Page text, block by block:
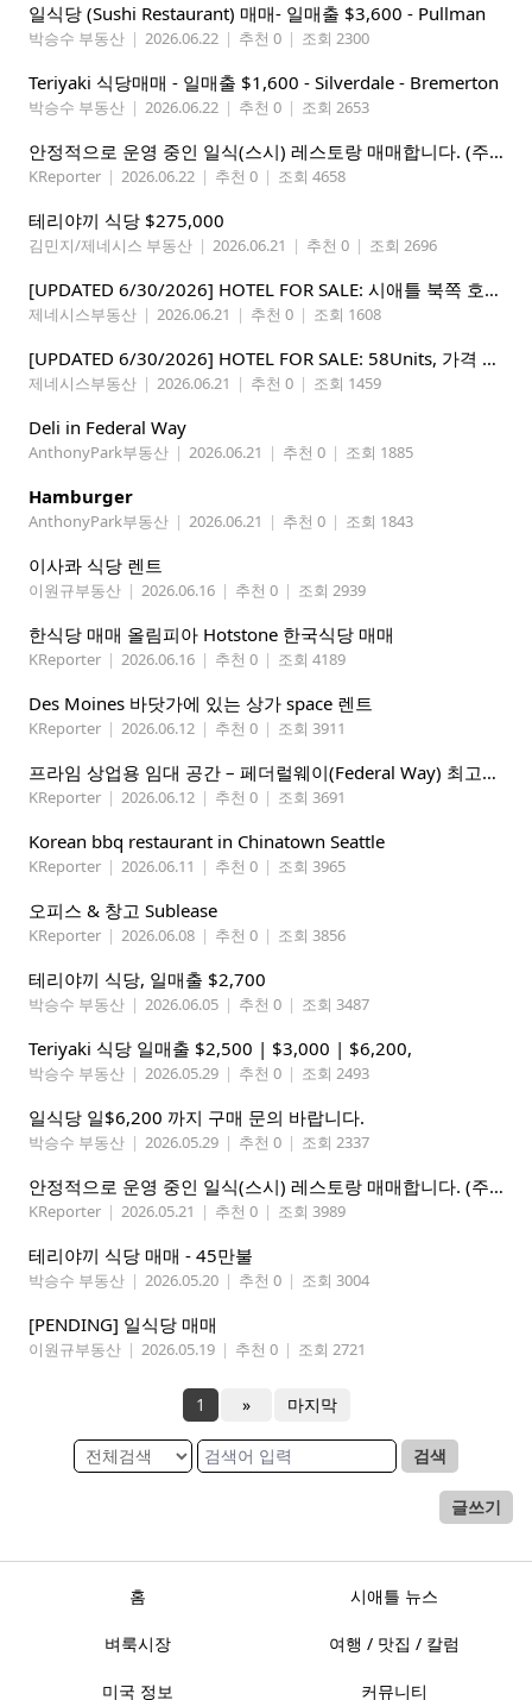
일식당 (Sushi Restaurant) 매매- 일매출 $3,600 - Pullman
박승수 부동산 | 2026.06.22 | 추천 0 | 조회 2300
Teriyaki 식당매매 - 일매출 $1,600 - Silverdale - Bremerton
박승수 부동산 | 2026.06.22 | 추천 0 | 조회 2653
안정적으로 운영 중인 일식(스시) 레스토랑 매매합니다. (주인없는 가게)
KReporter | 2026.06.22 | 추천 0 | 조회 4658
테리야끼 식당 $275,000
김민지/제네시스 부동산 | 2026.06.21 | 추천 0 | 조회 2696
[UPDATED 6/30/2026] HOTEL FOR SALE: 시애틀 북쪽 호텔 – 연매상 200만불, 순수입 80만불, 핵심 입지
제네시스부동산 | 2026.06.21 | 추천 0 | 조회 1608
[UPDATED 6/30/2026] HOTEL FOR SALE: 58Units, 가격 295만불, 연매상 135만불
제네시스부동산 | 2026.06.21 | 추천 0 | 조회 1459
Deli in Federal Way
AnthonyPark부동산 | 2026.06.21 | 추천 0 | 조회 1885
Hamburger
AnthonyPark부동산 | 2026.06.21 | 추천 0 | 조회 1843
이사콰 식당 렌트
이원규부동산 | 2026.06.16 | 추천 0 | 조회 2939
한식당 매매 올림피아 Hotstone 한국식당 매매
KReporter | 2026.06.16 | 추천 0 | 조회 4189
Des Moines 바닷가에 있는 상가 space 렌트
KReporter | 2026.06.12 | 추천 0 | 조회 3911
프라임 상업용 임대 공간 – 페더럴웨이(Federal Way) 최고의 가시성 입지
KReporter | 2026.06.12 | 추천 0 | 조회 3691
Korean bbq restaurant in Chinatown Seattle
KReporter | 2026.06.11 | 추천 0 | 조회 3965
오피스 & 창고 Sublease
KReporter | 2026.06.08 | 추천 0 | 조회 3856
테리야끼 식당, 일매출 $2,700
박승수 부동산 | 2026.06.05 | 추천 0 | 조회 3487
Teriyaki 식당 일매출 $2,500 | $3,000 | $6,200,
박승수 부동산 | 2026.05.29 | 추천 0 | 조회 2493
일식당 일$6,200 까지 구매 문의 바랍니다.
박승수 부동산 | 2026.05.29 | 추천 0 | 조회 2337
안정적으로 운영 중인 일식(스시) 레스토랑 매매합니다. (주인없는 가게)
KReporter | 2026.05.21 | 추천 0 | 조회 3989
테리야끼 식당 매매 - 45만불
박승수 부동산 | 2026.05.20 | 추천 0 | 조회 3004
[PENDING] 일식당 매매
이원규부동산 | 2026.05.19 | 추천 0 | 조회 2721
1 » 마지막
검색
글쓰기
홈 시애틀 뉴스
벼룩시장 여행 / 맛집 / 칼럼
미국 정보 커뮤니티